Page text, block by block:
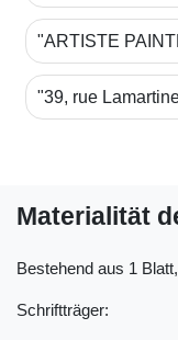
"ARTISTE
"39, rue
Materialität
Bestehend aus 1
Schriftträger: